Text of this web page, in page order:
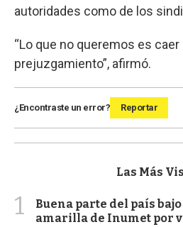
autoridades como de los
“Lo que no queremos es caer
prejuzgamiento”, afirmó.
¿Encontraste un error? Reportar
Las Más
1
Buena parte del país
amarilla de Inumet por